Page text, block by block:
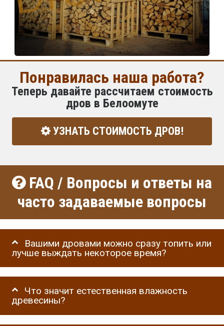
Понравилась наша работа?
Теперь давайте рассчитаем стоимость
дров в Белоомуте
УЗНАТЬ СТОИМОСТЬ ДРОВ!
FAQ / Вопросы и ответы на
часто задаваемые вопросы
Вашими дровами можно сразу топить или
лучше выждать некоторое время?
Что значит естественная влажность
древесины?